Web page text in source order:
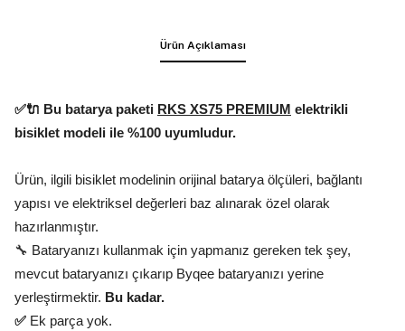
Ürün Açıklaması
✅🔌 Bu batarya paketi RKS XS75 PREMIUM elektrikli
bisiklet modeli ile %100 uyumludur.
Ürün, ilgili bisiklet modelinin orijinal batarya ölçüleri, bağlantı
yapısı ve elektriksel değerleri baz alınarak özel olarak
hazırlanmıştır.
🔧 Bataryanızı kullanmak için yapmanız gereken tek şey,
mevcut bataryanızı çıkarıp Byqee bataryanızı yerine
yerleştirmektir. Bu kadar.
✅ Ek parça yok.